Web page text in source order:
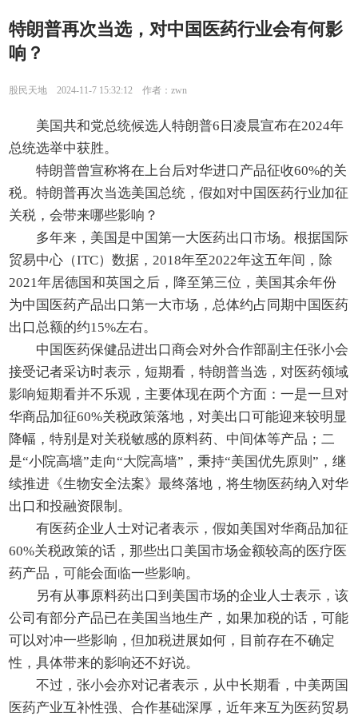
特朗普再次当选，对中国医药行业会有何影
响？
股民天地 2024-11-7 15:32:12 作者：zwn
美国共和党总统候选人特朗普6日凌晨宣布在2024年
总统选举中获胜。
特朗普曾宣称将在上台后对华进口产品征收60%的关
税。特朗普再次当选美国总统，假如对中国医药行业加征
关税，会带来哪些影响？
多年来，美国是中国第一大医药出口市场。根据国际
贸易中心（ITC）数据，2018年至2022年这五年间，除
2021年居德国和英国之后，降至第三位，美国其余年份
为中国医药产品出口第一大市场，总体约占同期中国医药
出口总额的约15%左右。
中国医药保健品进出口商会对外合作部副主任张小会
接受记者采访时表示，短期看，特朗普当选，对医药领域
影响短期看并不乐观，主要体现在两个方面：一是一旦对
华商品加征60%关税政策落地，对美出口可能迎来较明显
降幅，特别是对关税敏感的原料药、中间体等产品；二
是“小院高墙”走向“大院高墙”，秉持“美国优先原则”，继
续推进《生物安全法案》最终落地，将生物医药纳入对华
出口和投融资限制。
有医药企业人士对记者表示，假如美国对华商品加征
60%关税政策的话，那些出口美国市场金额较高的医疗医
药产品，可能会面临一些影响。
另有从事原料药出口到美国市场的企业人士表示，该
公司有部分产品已在美国当地生产，如果加税的话，可能
可以对冲一些影响，但加税进展如何，目前存在不确定
性，具体带来的影响还不好说。
不过，张小会亦对记者表示，从中长期看，中美两国
医药产业互补性强、合作基础深厚，近年来互为医药贸易